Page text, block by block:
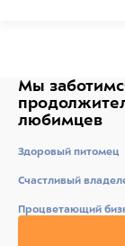
Стол отлично
других
используется в
Мы
любимцев
Здоровый питомец
Счастливый
Процветающий